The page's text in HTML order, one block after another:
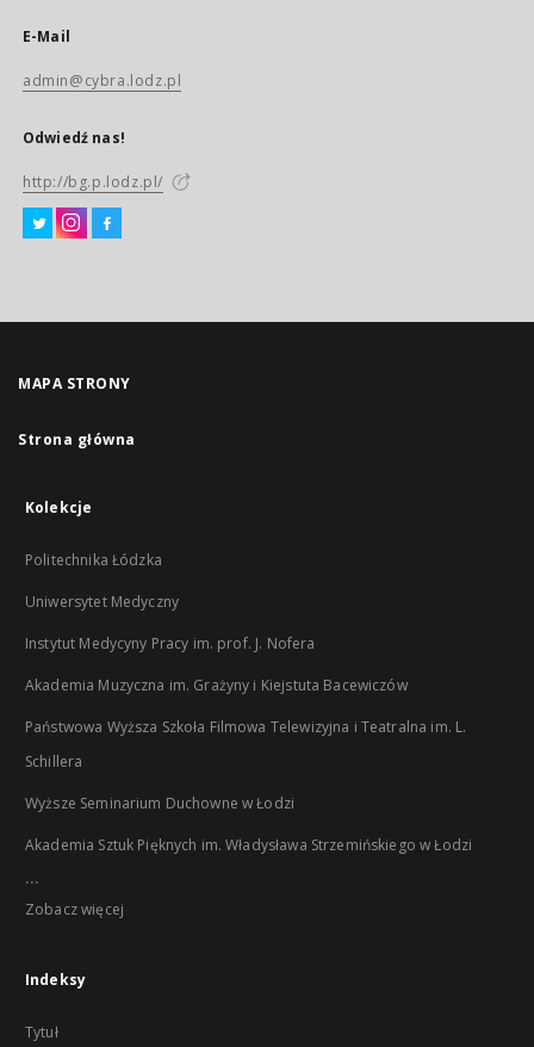
E-Mail
admin@cybra.lodz.pl
Odwiedź nas!
http://bg.p.lodz.pl/
MAPA STRONY
Strona główna
Kolekcje
Politechnika Łódzka
Uniwersytet Medyczny
Instytut Medycyny Pracy im. prof. J. Nofera
Akademia Muzyczna im. Grażyny i Kiejstuta Bacewiczów
Państwowa Wyższa Szkoła Filmowa Telewizyjna i Teatralna im. L.
Schillera
Wyższe Seminarium Duchowne w Łodzi
Akademia Sztuk Pięknych im. Władysława Strzemińskiego w Łodzi
...
Zobacz więcej
Indeksy
Tytuł